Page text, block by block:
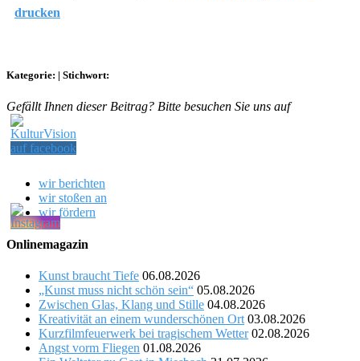
drucken
Kategorie: | Stichwort:
Gefällt Ihnen dieser Beitrag? Bitte besuchen Sie uns auf
wir berichten
wir stoßen an
wir fördern
Onlinemagazin
Kunst braucht Tiefe 06.08.2026
„Kunst muss nicht schön sein“ 05.08.2026
Zwischen Glas, Klang und Stille 04.08.2026
Kreativität an einem wunderschönen Ort 03.08.2026
Kurzfilmfeuerwerk bei tragischem Wetter 02.08.2026
Angst vorm Fliegen 01.08.2026